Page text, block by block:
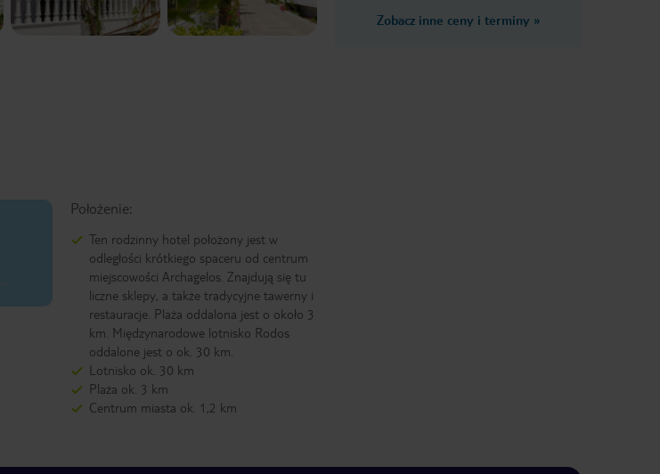
Zobacz inne ceny i terminy »
Położenie:
Ten rodzinny hotel położony jest w
odległości krótkiego spaceru od centrum
miejscowości Archagelos. Znajdują się tu
liczne sklepy, a także tradycyjne tawerny i
restauracje. Plaża oddalona jest o około 3
km. Międzynarodowe lotnisko Rodos
oddalone jest o ok. 30 km.
Lotnisko ok. 30 km
Plaża ok. 3 km
Centrum miasta ok. 1,2 km